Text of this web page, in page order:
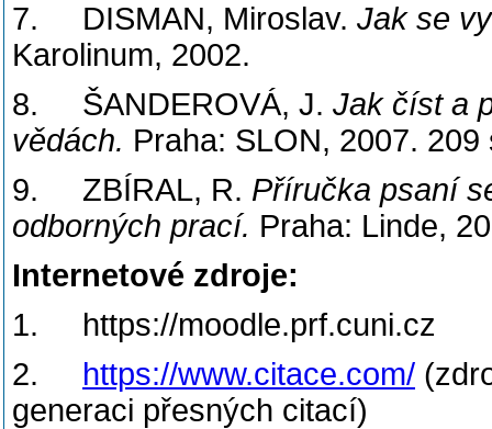
7. DISMAN, Miroslav. Jak se
Karolinum, 2002.
8. ŠANDEROVÁ, J. Jak číst a
vědách. Praha: SLON, 2007. 209
9. ZBÍRAL, R. Příručka psaní
odborných prací. Praha: Linde,
Internetové zdroje:
1. https://moodle.prf.cuni.cz
2. https://www.citace.com/
generaci přesných citací)